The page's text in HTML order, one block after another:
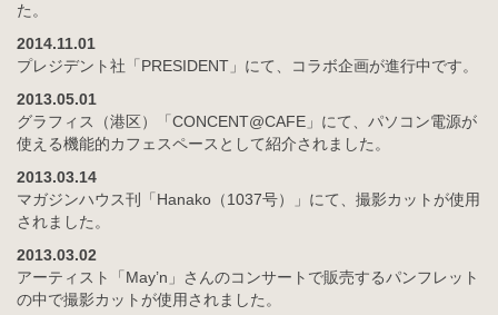
た。
2014.11.01
プレジデント社「PRESIDENT」にて、コラボ企画が進行中です。
2013.05.01
グラフィス（港区）「CONCENT@CAFE」にて、パソコン電源が
使える機能的カフェスペースとして紹介されました。
2013.03.14
マガジンハウス刊「Hanako（1037号）」にて、撮影カットが使用
されました。
2013.03.02
アーティスト「May’n」さんのコンサートで販売するパンフレット
の中で撮影カットが使用されました。